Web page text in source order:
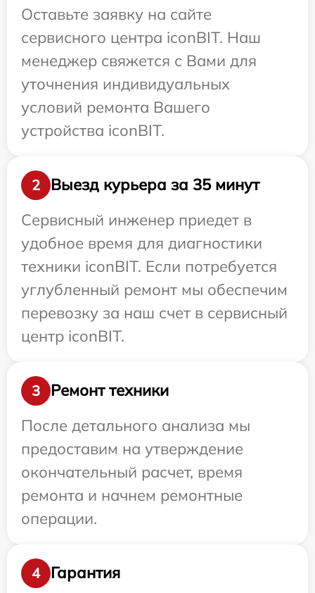
Оставьте заявку на сайте
сервисного центра iconBIT. Наш
менеджер свяжется с Вами для
уточнения индивидуальных
условий ремонта Вашего
устройства iconBIT.
2
Выезд курьера за 35 минут
Сервисный инженер приедет в
удобное время для диагностики
техники iconBIT. Если потребуется
углубленный ремонт мы обеспечим
перевозку за наш счет в сервисный
центр iconBIT.
3
Ремонт техники
После детального анализа мы
предоставим на утверждение
окончательный расчет, время
ремонта и начнем ремонтные
операции.
4 Гарантия